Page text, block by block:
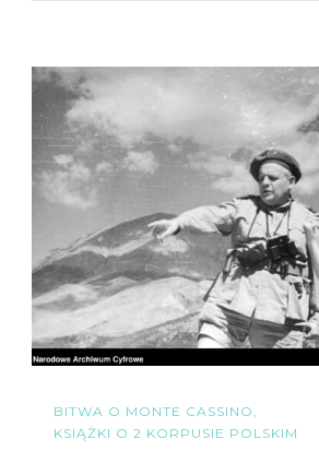
BITWA O MONTE CASSINO
KSIĄŻKI O 2 KORPUSIE POLSKIM